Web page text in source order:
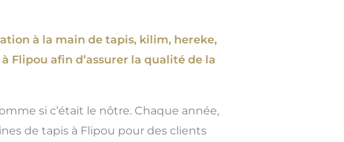
à la main de tapis, kilim, hereke,
Flipou afin d’assurer la qualité de la
si c’était le nôtre. Chaque année,
de tapis à Flipou pour des clients